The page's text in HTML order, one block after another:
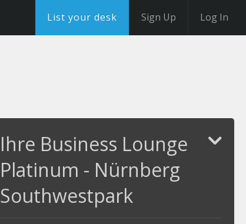
List your desk Sign Up Log In
Ihre Business Lounge
Platinum - Nürnberg
Southwestpark